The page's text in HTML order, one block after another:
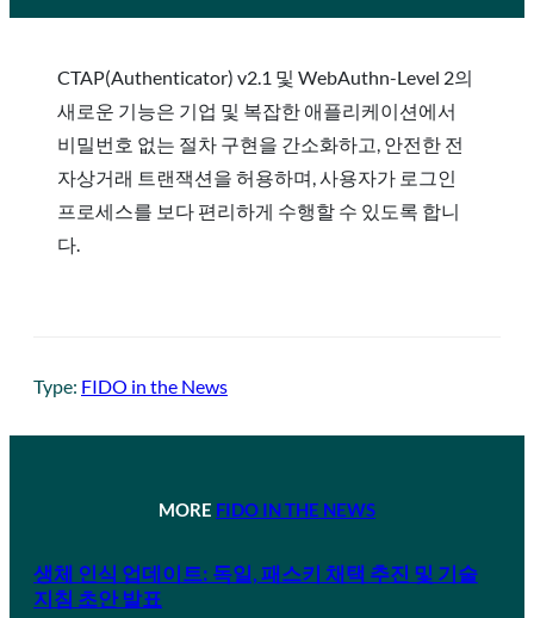
CTAP(Authenticator) v2.1 및 WebAuthn-Level 2의
새로운 기능은 기업 및 복잡한 애플리케이션에서
비밀번호 없는 절차 구현을 간소화하고, 안전한 전
자상거래 트랜잭션을 허용하며, 사용자가 로그인
프로세스를 보다 편리하게 수행할 수 있도록 합니
다.
Type: FIDO in the News
MORE FIDO IN THE NEWS
생체 인식 업데이트: 독일, 패스키 채택 추진 및 기술
지침 초안 발표